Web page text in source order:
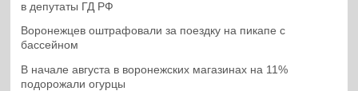
в депутаты ГД РФ
Воронежцев оштрафовали за поездку на пикапе с
бассейном
В начале августа в воронежских магазинах на 11%
подорожали огурцы